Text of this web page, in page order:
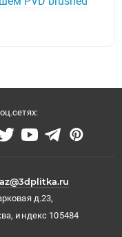
д.23,
индекс 105484